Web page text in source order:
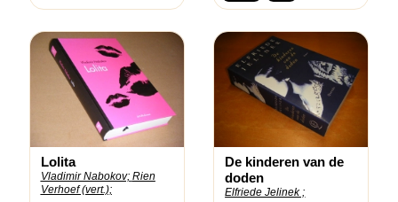
Lolita
Vladimir Nabokov; Rien
Verhoef (vert.);
De kinderen van de
doden
Elfriede Jelinek ;